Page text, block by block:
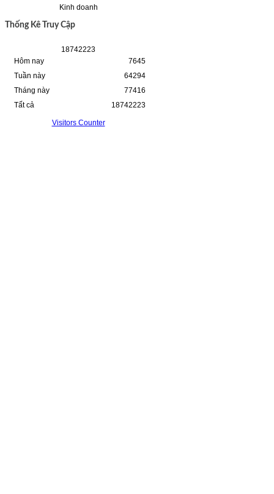
Kinh doanh
Thống Kê Truy Cập
18742223
Hôm nay
Tuần này
Tháng này
Tất cả
7645
64294
77416
18742223
Visitors Counter